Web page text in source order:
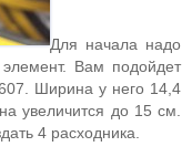
Для начала надо
Вам подойдет
Ширина у него 14,4
увеличится до 15 см.
4 расходника.